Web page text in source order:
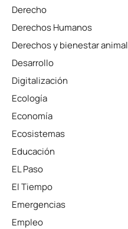
Derecho
Derechos Humanos
Derechos y bienestar animal
Desarrollo
Digitalización
Ecología
Economía
Ecosistemas
Educación
EL Paso
El Tiempo
Emergencias
Empleo